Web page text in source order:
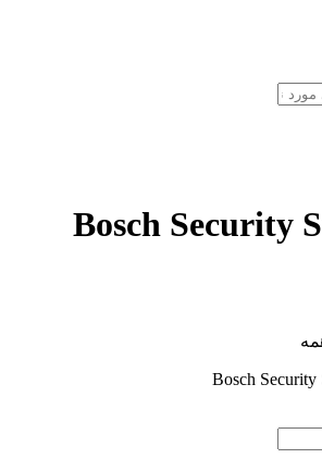
Bosch Security
Bosch Security